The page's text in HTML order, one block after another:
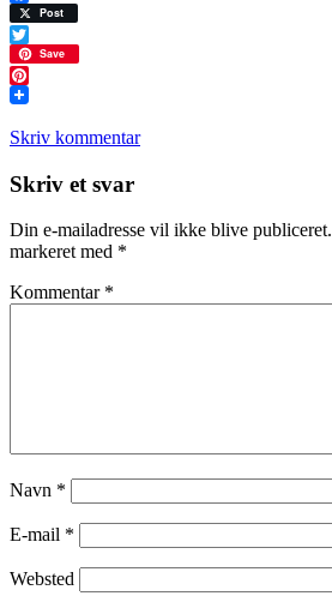
Facebook
Post
Twitter
Save
Pinterest
Skriv kommentar
Læserinteraktioner
Skriv et svar
Din e-mailadresse vil ikke blive publiceret.
markeret med *
Kommentar *
Navn *
E-mail *
Websted